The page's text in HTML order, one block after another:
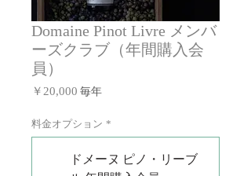
Domaine Pinot Livre メンバ
ーズクラブ（年間購入会
員）
￥20,000 価
毎年
料金オプション *
ドメーヌ ピノ・リーブ